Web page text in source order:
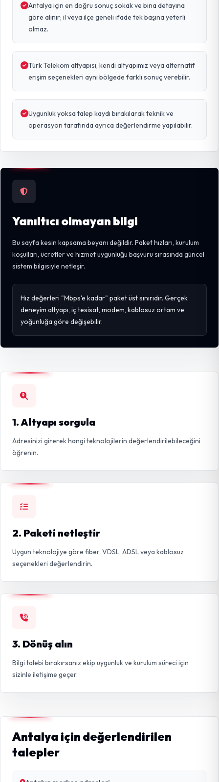
Antalya için en doğru sonuç sokak ve bina detayına
göre alınır; il veya ilçe geneli ifade tek başına yeterli
olmaz.
Türk Telekom altyapısı, kendi altyapımız veya alternatif
erişim seçenekleri aynı bölgede farklı sonuç verebilir.
Uygunluk yoksa talep kaydı bırakılarak teknik ve
operasyon tarafında ayrıca değerlendirme yapılabilir.
Yanıltıcı olmayan bilgi
Bu sayfa kesin kapsama beyanı değildir. Paket hızları, kurulum
koşulları, ücretler ve hizmet uygunluğu başvuru sırasında güncel
sistem bilgisiyle netleşir.
Hız değerleri "Mbps'e kadar" paket üst sınırıdır. Gerçek
deneyim altyapı, iç tesisat, modem, kablosuz ortam ve
yoğunluğa göre değişebilir.
1. Altyapı sorgula
Adresinizi girerek hangi teknolojilerin değerlendirilebileceğini
öğrenin.
2. Paketi netleştir
Uygun teknolojiye göre fiber, VDSL, ADSL veya kablosuz
seçenekleri değerlendirin.
3. Dönüş alın
Bilgi talebi bırakırsanız ekip uygunluk ve kurulum süreci için
sizinle iletişime geçer.
Antalya için değerlendirilen
talepler